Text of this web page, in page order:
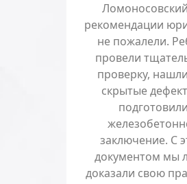
рекомендации
не пожалели.
провели
проверку,
скрытые
подготовили
заключение. С
документом мы
доказали свою